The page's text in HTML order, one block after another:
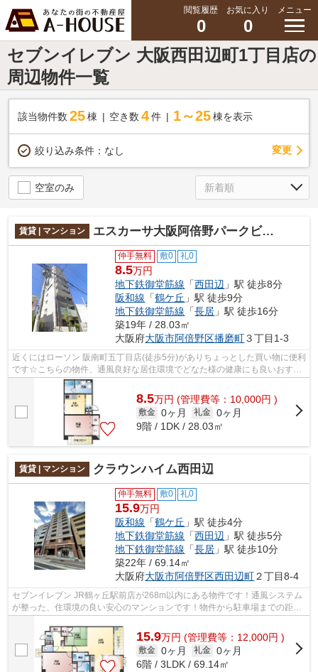
閲覧履歴
0
お気に入り
0
メニュー
セブンイレブン 大阪西田辺町1丁目店の
周辺物件一覧
該当物件数 25棟 空き数 4 件 1～25 棟を表示
絞り込み条件： なし 変更
空室のみ
賃貸 | マンション エスカーサ大阪阿倍野パークビュー
仲手無料 敷0 礼0
8.5万円
地下鉄御堂筋線 「西田辺 」駅 徒歩8分
阪和線 「鶴ケ丘 」駅 徒歩9分
地下鉄御堂筋線 「長居 」駅 徒歩16分
築19年 / 28.03㎡
大阪府大阪市阿倍野区播磨町３丁目1-3
近くにはローソン 阪南町五丁目店(徒歩5分)がありちょっとした買い物に便利
です☆こちらの物件、通風良好な居住環境でどなた様の健康にも良いおすす
めの物件です☆駅から徒歩8分に立地す...
8.5万円 (管理費等：10,000円 )
敷金 0ヶ月 礼金 0ヶ月
9階 / 1DK / 28.03㎡
賃貸 | マンション クラウンハイム西田辺
仲手無料 敷0 礼0
15.9万円
阪和線 「鶴ケ丘 」駅 徒歩4分
地下鉄御堂筋線 「西田辺 」駅 徒歩5分
地下鉄御堂筋線 「長居 」駅 徒歩10分
築22年 / 69.14㎡
大阪府大阪市阿倍野区西田辺町２丁目8-4
セブンイレブン JR鶴ヶ丘駅前店が268m以内にある物件です！通風システム
が整った、住環境の良い安心のマンションです！物件から駐車場までの距離
15.9万円 (管理費等：12,000円 )
敷金 0ヶ月 礼金 0ヶ月
6階 / 3LDK / 69.14㎡